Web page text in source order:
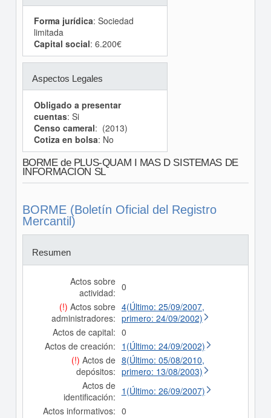
Forma jurídica: Sociedad
limitada
Capital social: 6.200€
Aspectos Legales
Obligado a presentar
cuentas: Si
Censo cameral: (2013)
Cotiza en bolsa: No
BORME de PLUS-QUAM I MAS D SISTEMAS DE
INFORMACION SL
BORME (Boletín Oficial del Registro
Mercantil)
Resumen
Actos sobre
actividad: 0
(!) Actos sobre
administradores:
4(Último: 25/09/2007,
primero: 24/09/2002)
Actos de capital: 0
Actos de creación: 1(Último: 24/09/2002)
(!) Actos de
depósitos:
8(Último: 05/08/2010,
primero: 13/08/2003)
Actos de
identificación: 1(Último: 26/09/2007)
Actos informativos: 0